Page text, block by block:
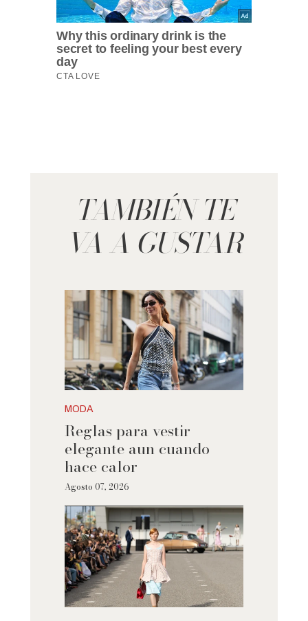
TAMBIÉN TE
VA A GUSTAR
MODA
Reglas para vestir
elegante aun cuando
hace calor
Agosto 07, 2026